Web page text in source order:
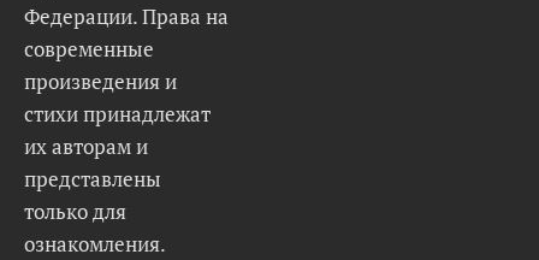
Федерации. Права на
современные
произведения и
стихи принадлежат
их авторам и
представлены
только для
ознакомления.